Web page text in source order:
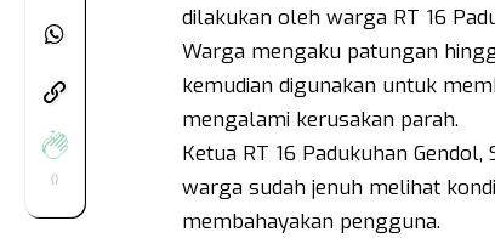
0
dilakukan oleh warga RT 16
Warga mengaku patungan
kemudian digunakan untuk
mengalami kerusakan parah.
Ketua RT 16 Padukuhan
warga sudah jenuh melihat
membahayakan pengguna.